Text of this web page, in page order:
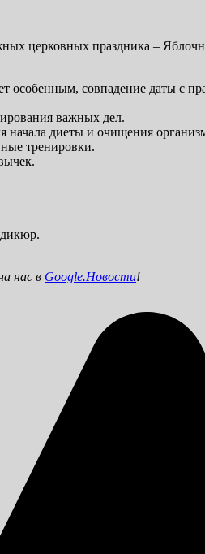
церковных праздника –
совпадение даты с
важных дел.
начала диеты и очищения
тренировки.
нас в Google.Новости!